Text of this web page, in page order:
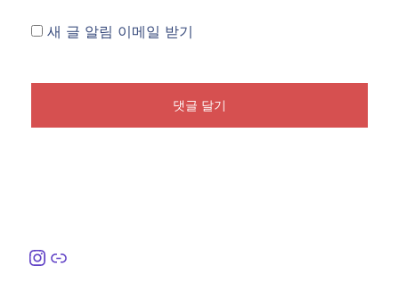
새 글 알림 이메일 받기
Instagram
링크